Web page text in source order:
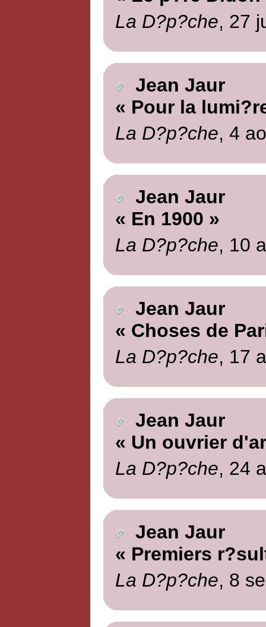
La D?p?che, 27
Jean Jaur
« Pour la
La D?p?che, 4
Jean Jaur
« En 1900 »
La D?p?che, 10
Jean Jaur
« Choses de
La D?p?che, 17
Jean Jaur
« Un ouvrier
La D?p?che, 24
Jean Jaur
« Premiers
La D?p?che, 8